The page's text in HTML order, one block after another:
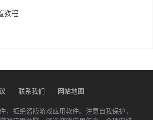
教程
联系我们 网站地图
，拒绝盗版游戏应用软件。注意自我保护，